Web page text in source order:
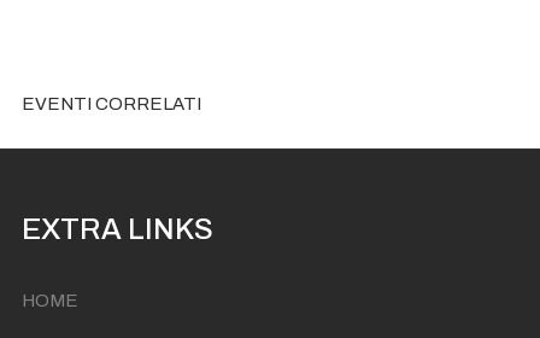
EVENTI CORRELATI
EXTRA LINKS
HOME